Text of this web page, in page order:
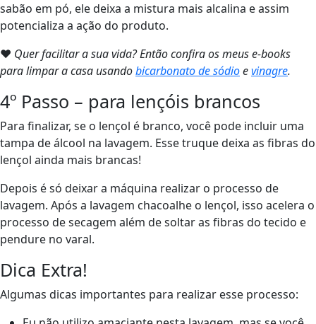
sabão em pó, ele deixa a mistura mais alcalina e assim
potencializa a ação do produto.
❤ Quer facilitar a sua vida? Então confira os meus e-books
para limpar a casa usandobicarbonato de sódioevinagre.
4º Passo – para lençóis brancos
Para finalizar, se o lençol é branco, você pode incluir uma
tampa de álcool na lavagem. Esse truque deixa as fibras do
lençol ainda mais brancas!
Depois é só deixar a máquina realizar o processo de
lavagem. Após a lavagem chacoalhe o lençol, isso acelera o
processo de secagem além de soltar as fibras do tecido e
pendure no varal.
Dica Extra!
Algumas dicas importantes para realizar esse processo: